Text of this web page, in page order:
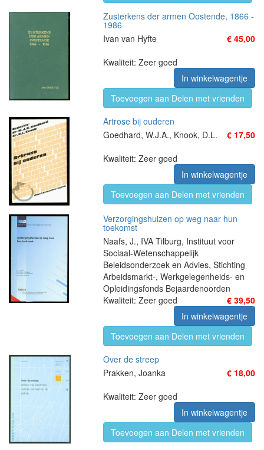
Zusterkens der armen Oostende, 1866 -
1986
Ivan van Hyfte
€ 45,00
Kwaliteit: Zeer goed
In winkelwagentje
Toevoegen aan Delen met vrienden
Artrose bij ouderen
Goedhard, W.J.A., Knook, D.L.
€ 17,50
Kwaliteit: Zeer goed
In winkelwagentje
Toevoegen aan Delen met vrienden
Verzorgingshuizen op weg naar hun
toekomst
Naafs, J., IVA Tilburg, Instituut voor
Sociaal-Wetenschappelijk
Beleidsonderzoek en Advies, Stichting
Arbeidsmarkt-, Werkgelegenheids- en
Opleidingsfonds Bejaardenoorden
€ 39,50
Kwaliteit: Zeer goed
In winkelwagentje
Toevoegen aan Delen met vrienden
Over de streep
Prakken, Joanka
€ 18,00
Kwaliteit: Zeer goed
In winkelwagentje
Toevoegen aan Delen met vrienden